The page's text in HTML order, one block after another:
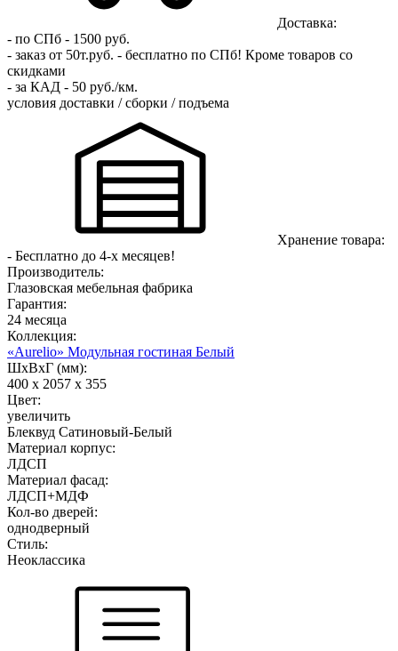
Доставка:
- по СПб - 1500 руб.
- заказ от 50т.руб. - бесплатно по СПб! Кроме товаров со
скидками
- за КАД - 50 руб./км.
условия доставки / сборки / подъема
Хранение товара:
- Бесплатно до 4-х месяцев!
Производитель:
Глазовская мебельная фабрика
Гарантия:
24 месяца
Коллекция:
«Aurelio» Модульная гостиная Белый
ШхВхГ (мм):
400 х 2057 х 355
Цвет:
увеличить
Блеквуд Сатиновый-Белый
Материал корпус:
ЛДСП
Материал фасад:
ЛДСП+МДФ
Кол-во дверей:
однодверный
Стиль:
Неоклассика